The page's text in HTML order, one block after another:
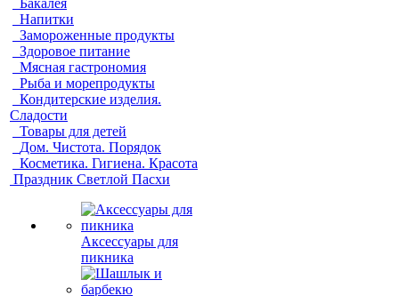
Напитки
Замороженные продукты
Здоровое питание
Мясная гастрономия
Рыба и морепродукты
Кондитерские изделия.
Сладости
Товары для детей
Дом. Чистота. Порядок
Косметика. Гигиена. Красота
Праздник Светлой Пасхи
Аксессуары для
пикника